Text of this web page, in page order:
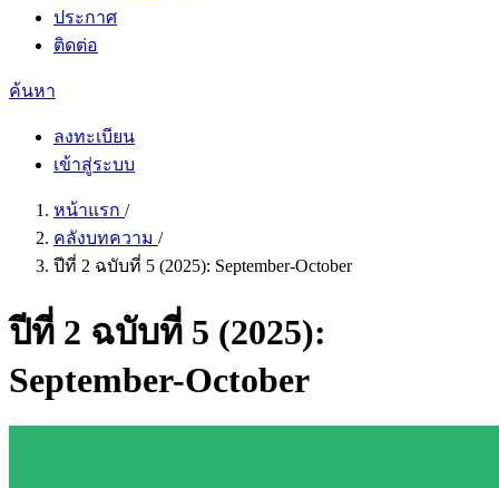
ประกาศ
ติดต่อ
ค้นหา
ลงทะเบียน
เข้าสู่ระบบ
หน้าแรก /
คลังบทความ /
ปีที่ 2 ฉบับที่ 5 (2025): September-October
ปีที่ 2 ฉบับที่ 5 (2025):
September-October